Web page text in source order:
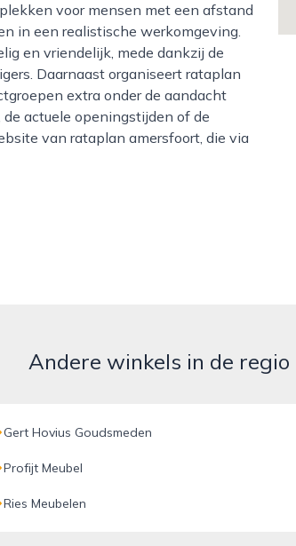
voor mensen met een afstand
in een realistische werkomgeving.
en vriendelijk, mede dankzij de
Daarnaast organiseert rataplan
extra onder de aandacht
actuele openingstijden of de
van rataplan amersfoort, die via
Andere winkels in de regio
Gert Hovius Goudsmeden
Profijt Meubel
Ries Meubelen